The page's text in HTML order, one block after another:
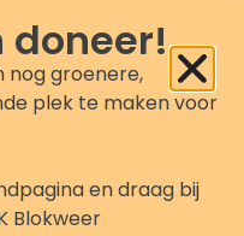
Expeditie
Blokweer een
benodigdheden
doneer!
nog groenere,
plek te maken voor
en draag bij
Blokweer